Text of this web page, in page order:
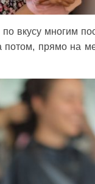
вкусу многим
потом, прямо на